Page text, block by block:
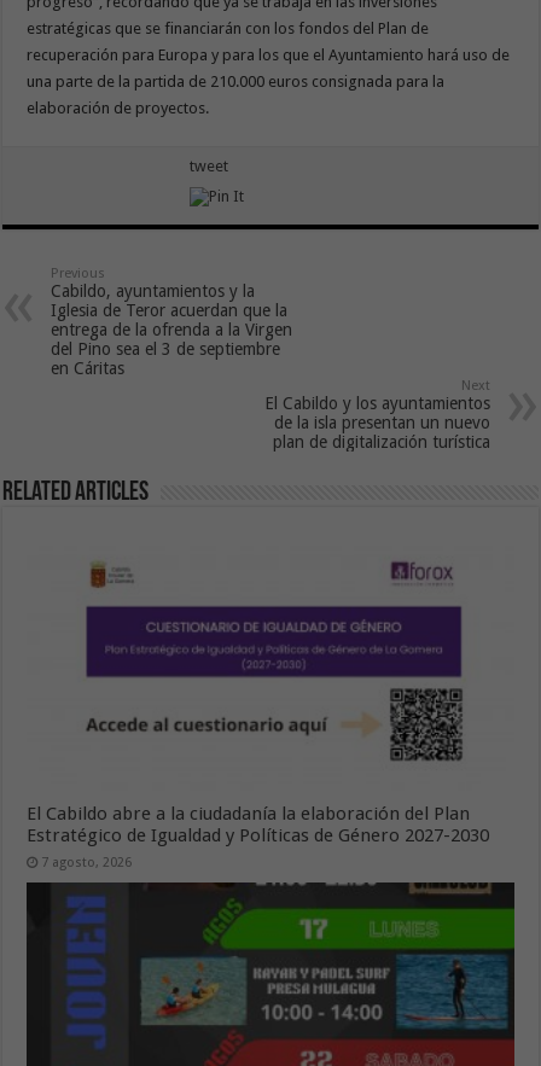
estratégicas que se financiarán con los fondos del Plan de
recuperación para Europa y para los que el Ayuntamiento hará uso de
una parte de la partida de 210.000 euros consignada para la
elaboración de proyectos.
tweet
Previous
Cabildo, ayuntamientos y la
Iglesia de Teror acuerdan que la
entrega de la ofrenda a la Virgen
del Pino sea el 3 de septiembre
en Cáritas
Next
El Cabildo y los ayuntamientos
de la isla presentan un nuevo
plan de digitalización turística
Related Articles
El Cabildo abre a la ciudadanía la elaboración del Plan
Estratégico de Igualdad y Políticas de Género 2027-2030
7 agosto, 2026